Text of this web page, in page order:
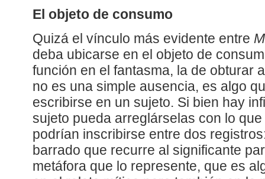
El objeto de consumo
Quizá el vínculo más evidente entre
deba ubicarse en el objeto de
función en el fantasma, la de obturar
no es una simple ausencia, es algo
escribirse en un sujeto. Si bien hay
sujeto pueda arreglárselas con lo
podrían inscribirse entre dos
barrado que recurre al significante
metáfora que lo represente, que es